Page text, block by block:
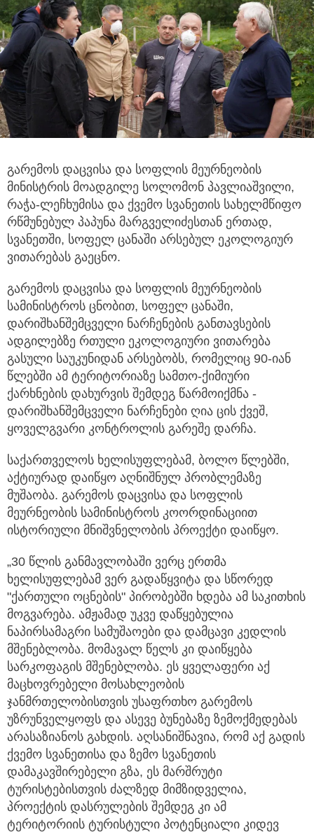
გარემოს დაცვისა და სოფლის მეურნეობის
მინისტრის მოადგილე სოლომონ პავლიაშვილი,
რაჭა-ლეჩხუმისა და ქვემო სვანეთის სახელმწიფო
რწმუნებულ პაპუნა მარგველიძესთან ერთად,
სვანეთში, სოფელ ცანაში არსებულ ეკოლოგიურ
ვითარებას გაეცნო.
გარემოს დაცვისა და სოფლის მეურნეობის
სამინისტროს ცნობით, სოფელ ცანაში,
დარიშხანშემცველი ნარჩენების განთავსების
ადგილებზე რთული ეკოლოგიური ვითარება
გასული საუკუნიდან არსებობს, რომელიც 90-იან
წლებში ამ ტერიტორიაზე სამთო-ქიმიური
ქარხნების დახურვის შემდეგ წარმოიქმნა -
დარიშხანშემცველი ნარჩენები ღია ცის ქვეშ,
ყოველგვარი კონტროლის გარეშე დარჩა.
საქართველოს ხელისუფლებამ, ბოლო წლებში,
აქტიურად დაიწყო აღნიშნულ პრობლემაზე
მუშაობა. გარემოს დაცვისა და სოფლის
მეურნეობის სამინისტროს კოორდინაციით
ისტორიული მნიშვნელობის პროექტი დაიწყო.
„30 წლის განმავლობაში ვერც ერთმა
ხელისუფლებამ ვერ გადაწყვიტა და სწორედ
"ქართული ოცნების" პირობებში ხდება ამ საკითხის
მოგვარება. ამჟამად უკვე დაწყებულია
ნაპირსამაგრი სამუშაოები და დამცავი კედლის
მშენებლობა. მომავალ წელს კი დაიწყება
სარკოფაგის მშენებლობა. ეს ყველაფერი აქ
მაცხოვრებელი მოსახლეობის
ჯანმრთელობისთვის უსაფრთხო გარემოს
უზრუნველყოფს და ასევე ბუნებაზე ზემოქმედებას
არასაზიანოს გახდის. აღსანიშნავია, რომ აქ გადის
ქვემო სვანეთისა და ზემო სვანეთის
დამაკავშირებელი გზა, ეს მარშრუტი
ტურისტებისთვის ძალზედ მიმზიდველია,
პროექტის დასრულების შემდეგ კი ამ
ტერიტორიის ტურისტული პოტენციალი კიდევ